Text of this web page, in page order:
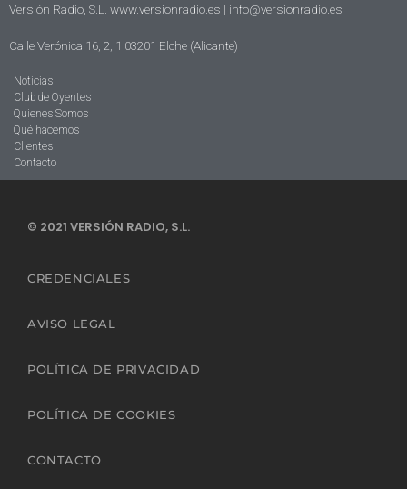
Versión Radio, S.L. www.versionradio.es | info@versionradio.es
Calle Verónica 16, 2, 1 03201 Elche (Alicante)
Noticias
Club de Oyentes
Quienes Somos
Qué hacemos
Clientes
Contacto
© 2021 VERSIÓN RADIO, S.L.
CREDENCIALES
AVISO LEGAL
POLÍTICA DE PRIVACIDAD
POLÍTICA DE COOKIES
CONTACTO